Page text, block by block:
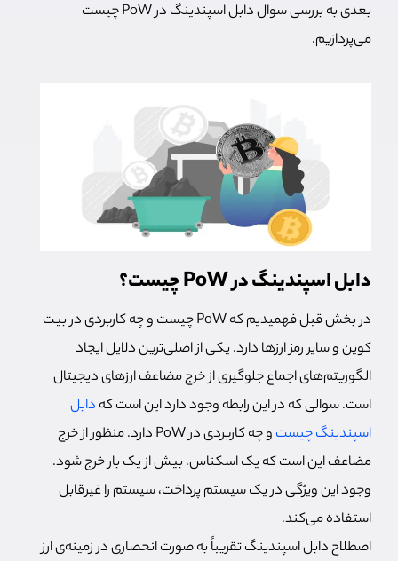
بعدی به بررسی سوال دابل اسپندینگ در PoW چیست
می‌پردازیم.
دابل اسپندینگ در PoW چیست؟
در بخش قبل فهمیدیم که PoW چیست و چه کاربردی در بیت
کوین و سایر رمز ارزها دارد. یکی از اصلی‌ترین دلایل ایجاد
الگوریتم‌های اجماع جلوگیری از خرج مضاعف ارزهای دیجیتال
است. سوالی که در این رابطه وجود دارد این است که دابل
اسپندینگ چیست
و چه کاربردی در PoW دارد. منظور از خرج
مضاعف این است که یک اسکناس، بیش از یک بار خرج شود.
وجود این ویژگی در یک سیستم پرداخت، سیستم را غیرقابل
استفاده می‌کند.
اصطلاح دابل اسپندینگ تقریباً به صورت انحصاری در زمینه‌ی ارز